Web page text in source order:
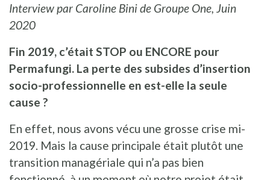
Interview par Caroline Bini de Groupe One, Juin
2020
Fin 2019, c’était STOP ou ENCORE pour
Permafungi. La perte des subsides d’insertion
socio-professionnelle en est-elle la seule
cause ?
En effet, nous avons vécu une grosse crise mi-
2019. Mais la cause principale était plutôt une
transition managériale qui n’a pas bien